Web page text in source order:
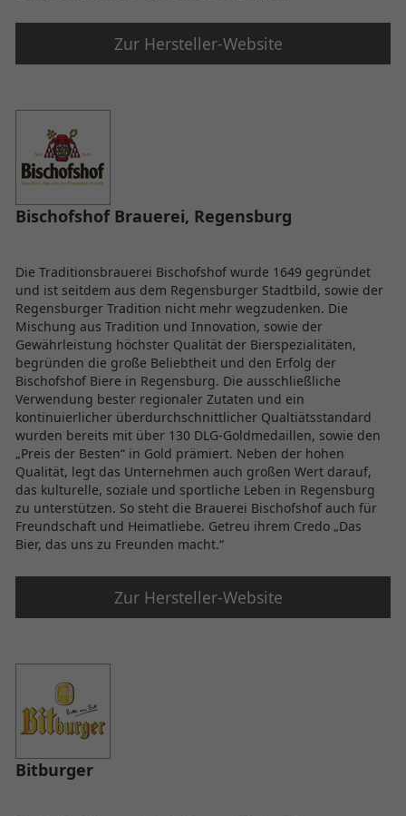
Zur Hersteller-Website
Bischofshof Brauerei, Regensburg
Die Traditionsbrauerei Bischofshof wurde 1649 gegründet
und ist seitdem aus dem Regensburger Stadtbild, sowie der
Regensburger Tradition nicht mehr wegzudenken. Die
Mischung aus Tradition und Innovation, sowie der
Gewährleistung höchster Qualität der Bierspezialitäten,
begründen die große Beliebtheit und den Erfolg der
Bischofshof Biere in Regensburg. Die ausschließliche
Verwendung bester regionaler Zutaten und ein
kontinuierlicher überdurchschnittlicher Qualtiätsstandard
wurden bereits mit über 130 DLG-Goldmedaillen, sowie den
„Preis der Besten“ in Gold prämiert. Neben der hohen
Qualität, legt das Unternehmen auch großen Wert darauf,
das kulturelle, soziale und sportliche Leben in Regensburg
zu unterstützen. So steht die Brauerei Bischofshof auch für
Freundschaft und Heimatliebe. Getreu ihrem Credo „Das
Bier, das uns zu Freunden macht.“
Zur Hersteller-Website
Bitburger